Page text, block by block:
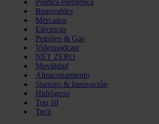
Política energética
Renovables
Mercados
Eléctricas
Petróleo & Gas
Videopodcast
NET ZERO
Movilidad
Almacenamiento
Startups & Innovación
Hidrógeno
Top 10
Tech